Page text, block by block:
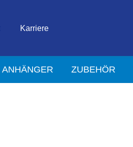
Karriere
ANHÄNGER ZUBEHÖR